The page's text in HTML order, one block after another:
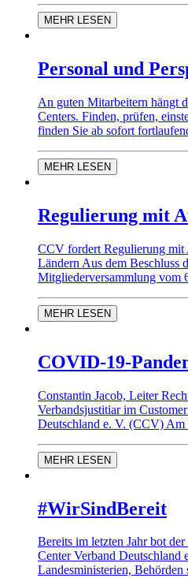
MEHR LESEN
Personal und
An guten Mitarbeitern hängt
Centers. Finden, prüfen,
finden Sie ab sofort
MEHR LESEN
Regulierung mit
CCV fordert Regulierung mit
Ländern Aus dem Beschluss
Mitgliederversammlung vom
MEHR LESEN
COVID-19-
Constantin Jacob, Leiter
Verbandsjustitiar im
Deutschland e. V. (CCV)
MEHR LESEN
#WirSindBereit
Bereits im letzten Jahr bot
Center Verband
Landesministerien,